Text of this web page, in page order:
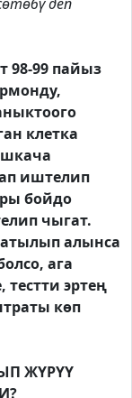
98-99 пайыз
клетка
иштелип
бойдо
чыгат.
алынса
ага
тестти эртең
көп
ЖҮРҮҮ